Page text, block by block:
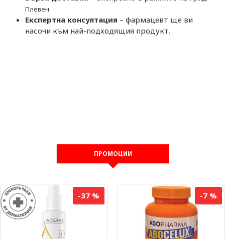
Плевен.
Експертна консултация – фармацевт ще ви
насочи към най-подходящия продукт.
ПРОМОЦИИ
-37 % -7 %